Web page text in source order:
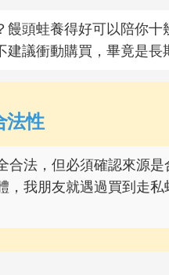
饅頭蛙養得好可以陪你十
議衝動購買，畢竟是長
法性
合法，但必須確認來源
，我朋友就遇過買到走